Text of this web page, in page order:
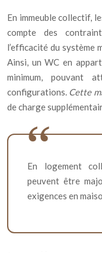
En immeuble collectif,
compte des
l’efficacité du système
Ainsi, un WC en
minimum, pouvant
configurations. Cette
de charge
En logement
peuvent être
exigences en